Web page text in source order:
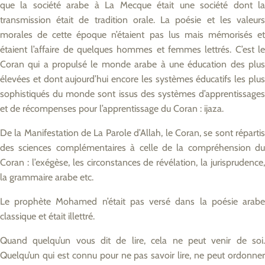
que la société arabe à La Mecque était une société dont la
transmission était de tradition orale. La poésie et les valeurs
morales de cette époque n’étaient pas lus mais mémorisés et
étaient l’affaire de quelques hommes et femmes lettrés. C’est le
Coran qui a propulsé le monde arabe à une éducation des plus
élevées et dont aujourd’hui encore les systèmes éducatifs les plus
sophistiqués du monde sont issus des systèmes d’apprentissages
et de récompenses pour l’apprentissage du Coran : ijaza.
De la Manifestation de La Parole d’Allah, le Coran, se sont répartis
des sciences complémentaires à celle de la compréhension du
Coran : l’exégèse, les circonstances de révélation, la jurisprudence,
la grammaire arabe etc.
Le prophète Mohamed n’était pas versé dans la poésie arabe
classique et était illettré.
Quand quelqu’un vous dit de lire, cela ne peut venir de soi.
Quelqu’un qui est connu pour ne pas savoir lire, ne peut ordonner